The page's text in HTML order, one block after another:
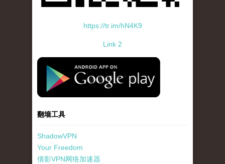
https://tr.im/hN4K9
Link 2
standard-icon-googleplay-app-store.png
翻墙工具
ShadowVPN
Your Freedom
倩影VPN网络加速器